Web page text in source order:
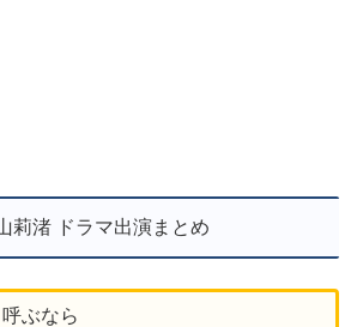
莉渚 ドラマ出演まとめ
ぶなら